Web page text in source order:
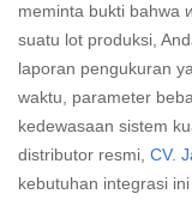
meminta bukti bahwa
suatu lot produksi,
laporan pengukuran
waktu, parameter
kedewasaan sistem
distributor resmi, CV.
kebutuhan integrasi